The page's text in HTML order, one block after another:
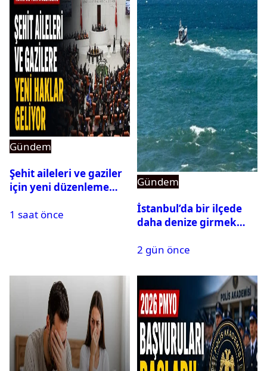
Gündem
Şehit aileleri ve gaziler
için yeni düzenleme
1 saat önce
Gündem
İstanbul’da bir ilçede
daha denize girmek
2 gün önce